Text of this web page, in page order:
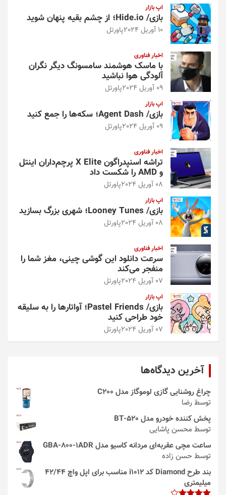
اپ بازار
بازی/ Hide.io؛ از چشم بقیه پنهان شوید
10 آوریل 2024 پاورتل
اخبار فناوری
با ماسک هوشمند سامسونگ دیگر نگران
آلودگی هوا نباشید
09 آوریل 2024 پاورتل
اپ بازار
بازی/ Agent Dash؛ سکه‌ها را جمع کنید
09 آوریل 2024 پاورتل
اخبار فناوری
تراشه اسنپدراگون X Elite پرچم‌داران اینتل
و AMD را شکست داد
08 آوریل 2024 پاورتل
اپ بازار
بازی/ Looney Tunes؛ شهری بزرگ بسازید
08 آوریل 2024 پاورتل
اخبار فناوری
سرعت دانلود این گوشی چینی، مغز شما را
منفجر می‌کند
07 آوریل 2024 پاورتل
اپ بازار
بازی/ Pastel Friends؛ آواتارها را به سلیقه
خود طراحی کنید
07 آوریل 2024 پاورتل
آخرین دیدگاه‌ها
چراغ روشنایی گازی لوموگاز مدل C200
توسط رضا
پخش کننده خودرو مدل 520-BT
توسط محسن پاشایی
ساعت مچی عقربه‌ای مردانه کاسیو مدل GBA-800-1ADR
توسط حسن زاده
بند طرح Diamond کد i1012 مناسب برای اپل واچ 42/44
میلیمتری